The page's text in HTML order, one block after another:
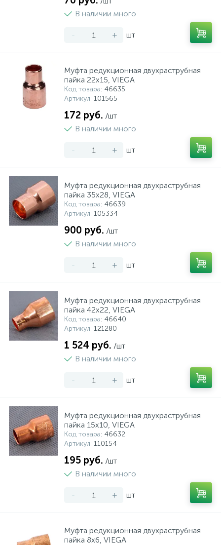
В наличии много
- + шт
Муфта редукционная двухраструбная
пайка 22х15, VIEGA
Код товара: 46635
Артикул: 101565
172 руб. /шт
В наличии много
- + шт
Муфта редукционная двухраструбная
пайка 35х28, VIEGA
Код товара: 46639
Артикул: 105334
900 руб. /шт
В наличии много
- + шт
Муфта редукционная двухраструбная
пайка 42х22, VIEGA
Код товара: 46640
Артикул: 121280
1 524 руб. /шт
В наличии много
- + шт
Муфта редукционная двухраструбная
пайка 15х10, VIEGA
Код товара: 46632
Артикул: 110154
195 руб. /шт
В наличии много
- + шт
Муфта редукционная двухраструбная
пайка 8х6, VIEGA